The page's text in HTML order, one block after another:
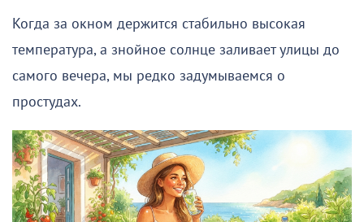
Когда за окном держится стабильно высокая
температура, а знойное солнце заливает улицы до
самого вечера, мы редко задумываемся о
простудах.